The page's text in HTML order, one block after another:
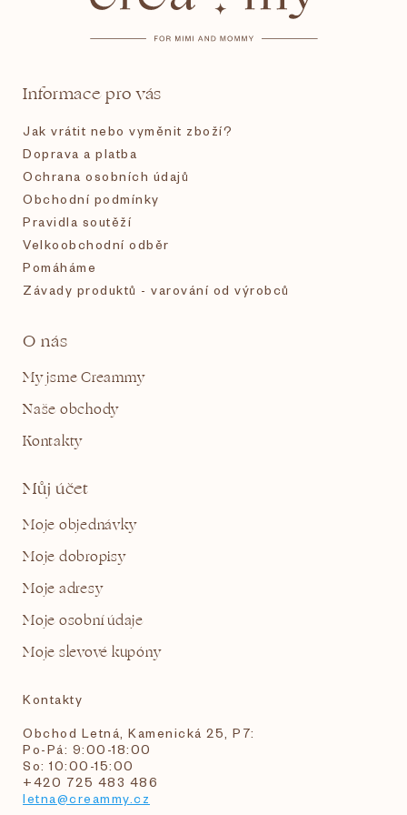
Informace pro vás
Jak vrátit nebo vyměnit zboží?
Doprava a platba
Ochrana osobních údajů
Obchodní podmínky
Pravidla soutěží
Velkoobchodní odběr
Pomáháme
Závady produktů - varování od výrobců
O nás
My jsme Creammy
Naše obchody
Kontakty
Můj účet
Moje objednávky
Moje dobropisy
Moje adresy
Moje osobní údaje
Moje slevové kupóny
Kontakty
Obchod Letná, Kamenická 25, P7:
Po-Pá: 9:00-18:00
So: 10:00-15:00
+420 725 483 486
letna@creammy.cz